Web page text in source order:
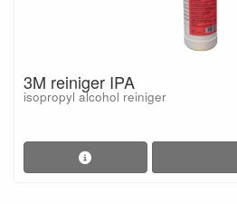
3M reiniger IPA
isopropyl alcohol reiniger